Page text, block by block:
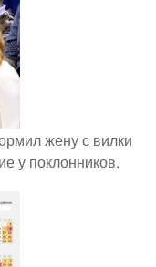
жену с вилки
у поклонников.